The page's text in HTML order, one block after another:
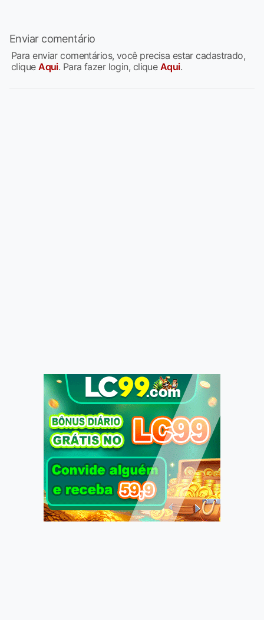
Enviar comentário
Para enviar comentários, você precisa estar cadastrado,
cliqueAqui. Para fazer login, clique Aqui.